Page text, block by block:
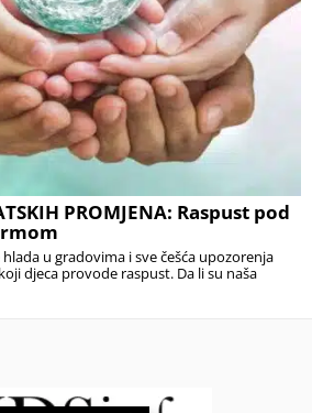
PROMJENA: Raspust pod
u gradovima i sve češća upozorenja
djeca provode raspust. Da li su naša